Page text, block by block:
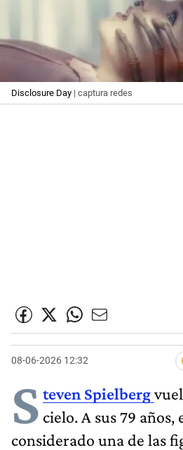
Disclosure Day | captura redes
08-06-2026 12:32
S teven Spielberg
cielo. A sus 79 años,
considerado una de las